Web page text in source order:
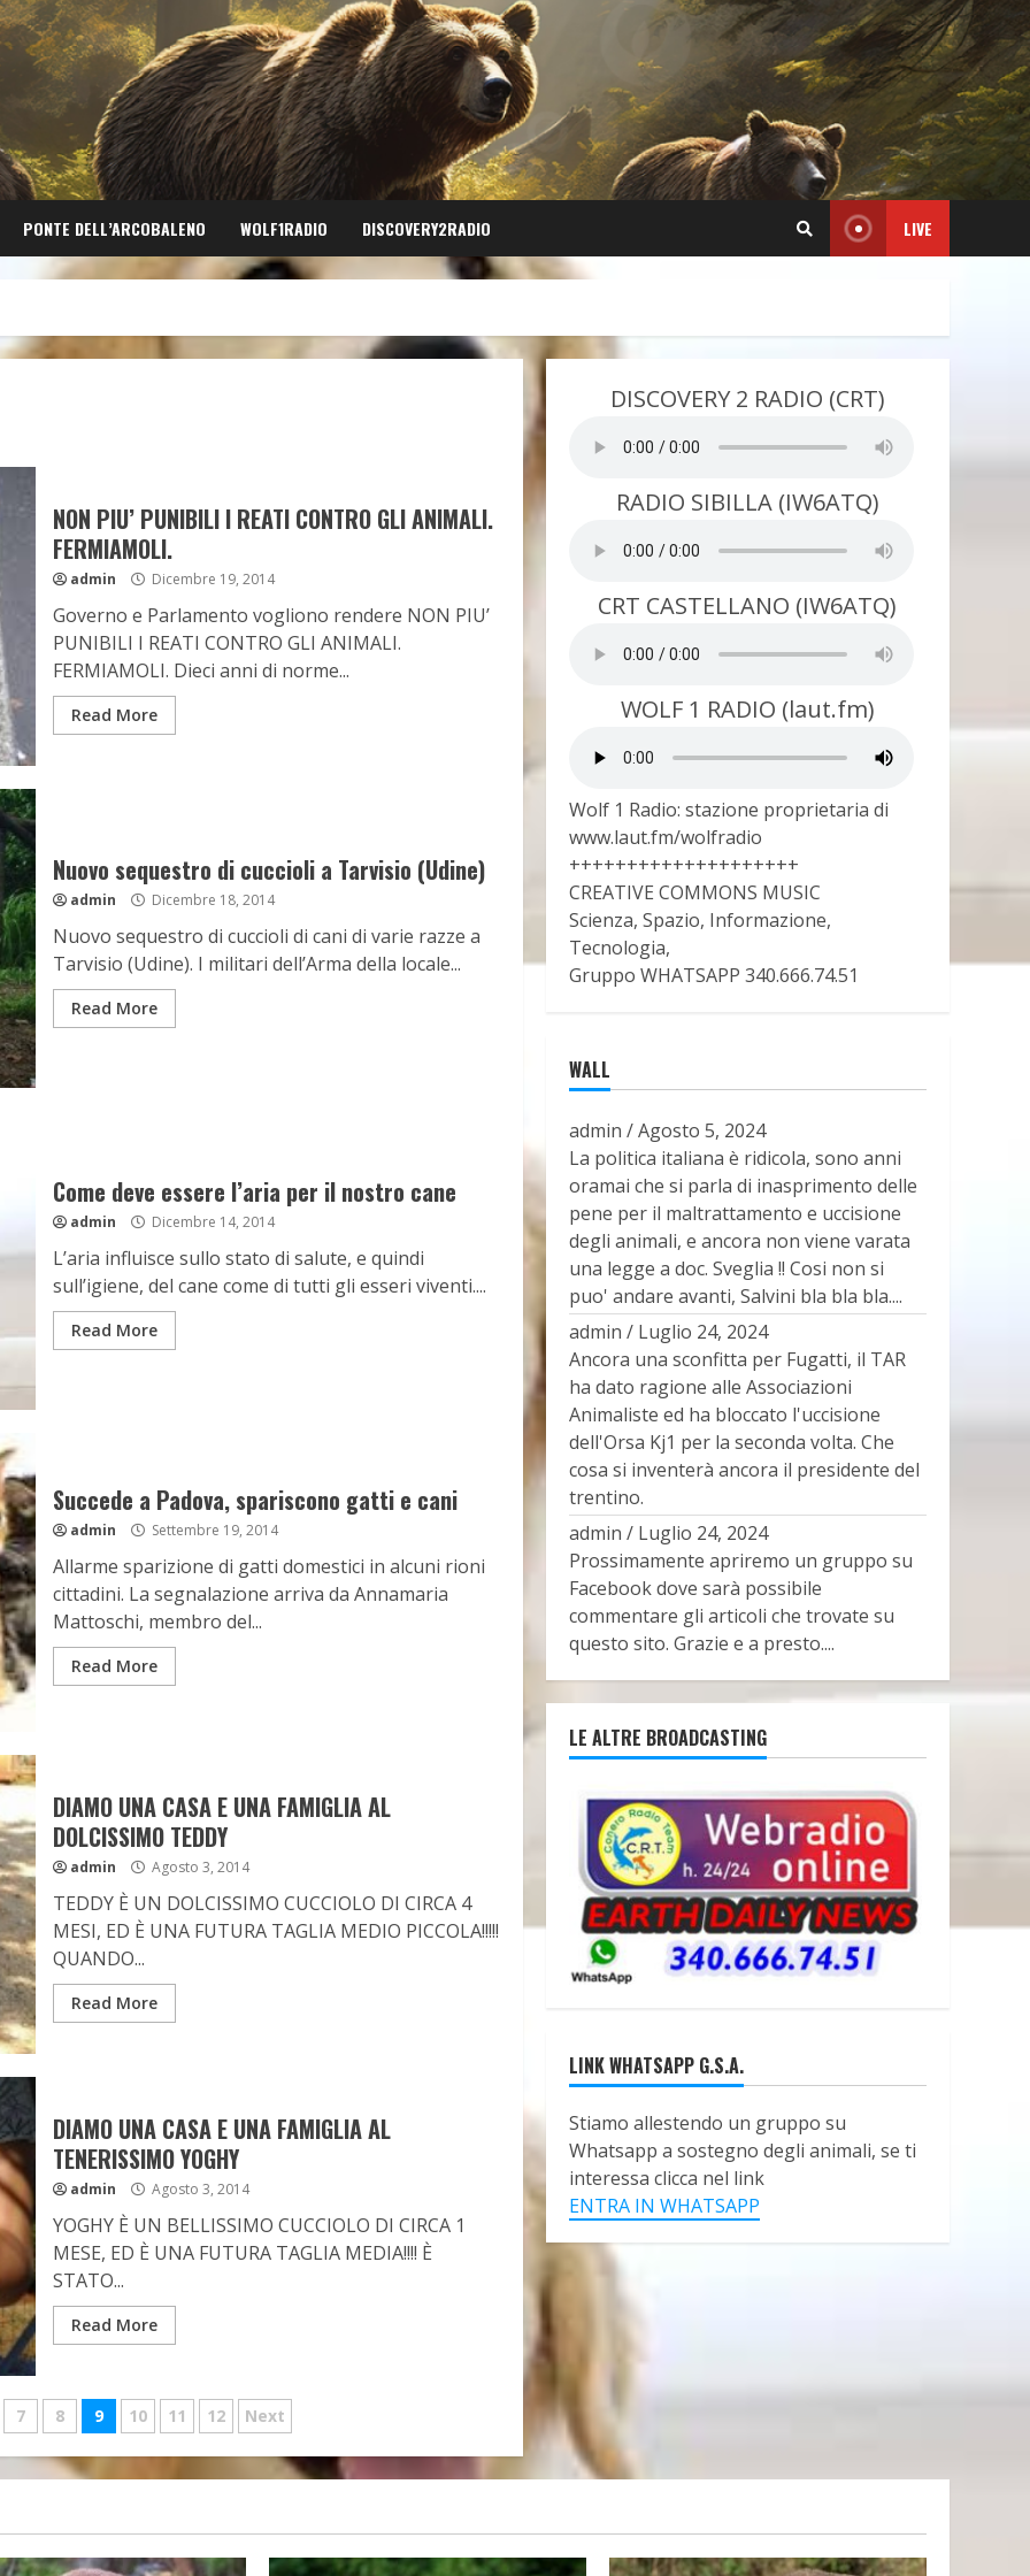
PONTE DELL’ARCOBALENO WOLF1RADIO DISCOVERY2RADIO LIVE
NON PIU’ PUNIBILI I REATI CONTRO GLI ANIMALI.
FERMIAMOLI.
admin Dicembre 19, 2014
Governo e Parlamento vogliono rendere NON PIU’
PUNIBILI I REATI CONTRO GLI ANIMALI.
FERMIAMOLI. Dieci anni di norme...
Read More
Nuovo sequestro di cuccioli a Tarvisio (Udine)
admin Dicembre 18, 2014
Nuovo sequestro di cuccioli di cani di varie razze a
Tarvisio (Udine). I militari dell’Arma della locale...
Read More
Come deve essere l’aria per il nostro cane
admin Dicembre 14, 2014
L’aria influisce sullo stato di salute, e quindi
sull’igiene, del cane come di tutti gli esseri viventi....
Read More
Succede a Padova, spariscono gatti e cani
admin Settembre 19, 2014
Allarme sparizione di gatti domestici in alcuni rioni
cittadini. La segnalazione arriva da Annamaria
Mattoschi, membro del...
Read More
DIAMO UNA CASA E UNA FAMIGLIA AL
DOLCISSIMO TEDDY
admin Agosto 3, 2014
TEDDY È UN DOLCISSIMO CUCCIOLO DI CIRCA 4
MESI, ED È UNA FUTURA TAGLIA MEDIO PICCOLA!!!!!
QUANDO...
Read More
DIAMO UNA CASA E UNA FAMIGLIA AL
TENERISSIMO YOGHY
admin Agosto 3, 2014
YOGHY È UN BELLISSIMO CUCCIOLO DI CIRCA 1
MESE, ED È UNA FUTURA TAGLIA MEDIA!!!! È
STATO...
Read More
7 8 9 10 11 12 Next
DISCOVERY 2 RADIO (CRT)
RADIO SIBILLA (IW6ATQ)
CRT CASTELLANO (IW6ATQ)
WOLF 1 RADIO (laut.fm)
Wolf 1 Radio: stazione proprietaria di
www.laut.fm/wolfradio
++++++++++++++++++++
CREATIVE COMMONS MUSIC
Scienza, Spazio, Informazione,
Tecnologia,
Gruppo WHATSAPP 340.666.74.51
WALL
admin /Agosto 5, 2024
La politica italiana è ridicola, sono anni
oramai che si parla di inasprimento delle
pene per il maltrattamento e uccisione
degli animali, e ancora non viene varata
una legge a doc. Sveglia !! Cosi non si
puo' andare avanti, Salvini bla bla bla....
admin / Luglio 24, 2024
Ancora una sconfitta per Fugatti, il TAR
ha dato ragione alle Associazioni
Animaliste ed ha bloccato l'uccisione
dell'Orsa Kj1 per la seconda volta. Che
cosa si inventerà ancora il presidente del
trentino.
admin / Luglio 24, 2024
Prossimamente apriremo un gruppo su
Facebook dove sarà possibile
commentare gli articoli che trovate su
questo sito. Grazie e a presto....
LE ALTRE BROADCASTING
LINK WHATSAPP G.S.A.
Stiamo allestendo un gruppo su
Whatsapp a sostegno degli animali, se ti
interessa clicca nel link
ENTRA IN WHATSAPP